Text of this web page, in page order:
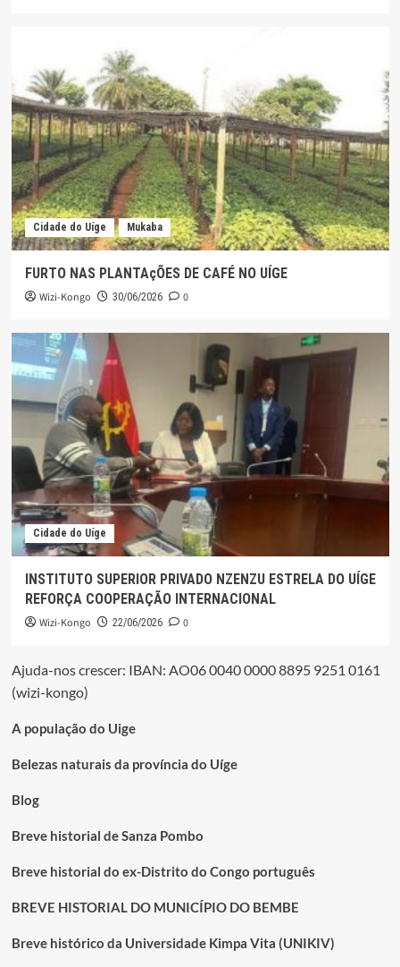
Cidade do Uíge Mukaba
FURTO NAS PLANTAçÕES DE CAFÉ NO UÍGE
Wizi-Kongo 30/06/2026 0
Cidade do Uíge
INSTITUTO SUPERIOR PRIVADO NZENZU ESTRELA DO UÍGE
REFORÇA COOPERAÇÃO INTERNACIONAL
Wizi-Kongo 22/06/2026 0
Ajuda-nos crescer: IBAN: AO06 0040 0000 8895 9251 0161
(wizi-kongo)
A população do Uige
Belezas naturais da província do Uíge
Blog
Breve historial de Sanza Pombo
Breve historial do ex-Distrito do Congo português
BREVE HISTORIAL DO MUNICÍPIO DO BEMBE
Breve histórico da Universidade Kimpa Vita (UNIKIV)